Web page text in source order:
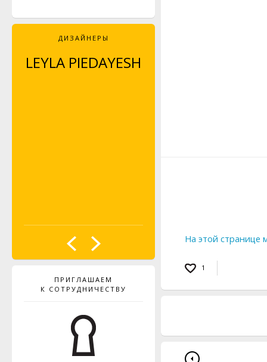
ДИЗАЙНЕРЫ
LEYLA PIEDAYESH
ПРИГЛАШАЕМ
К СОТРУДНИЧЕСТВУ
На этой странице
1